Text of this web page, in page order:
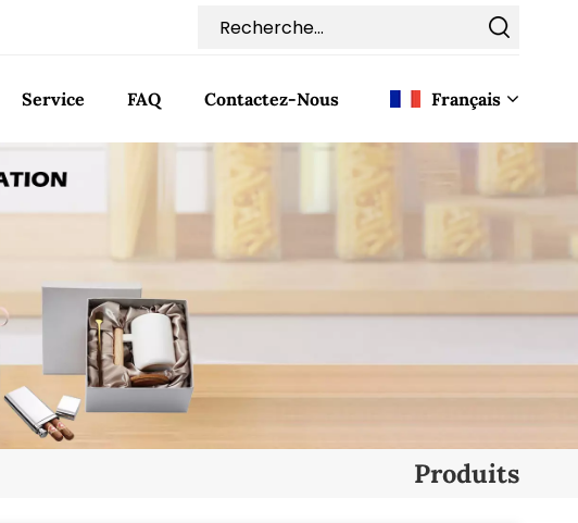
Service FAQ Contactez-Nous Français
English
Français
Español
Produits